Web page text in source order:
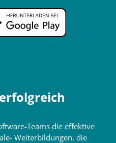
Teams die effektive
Weiterbildungen, die